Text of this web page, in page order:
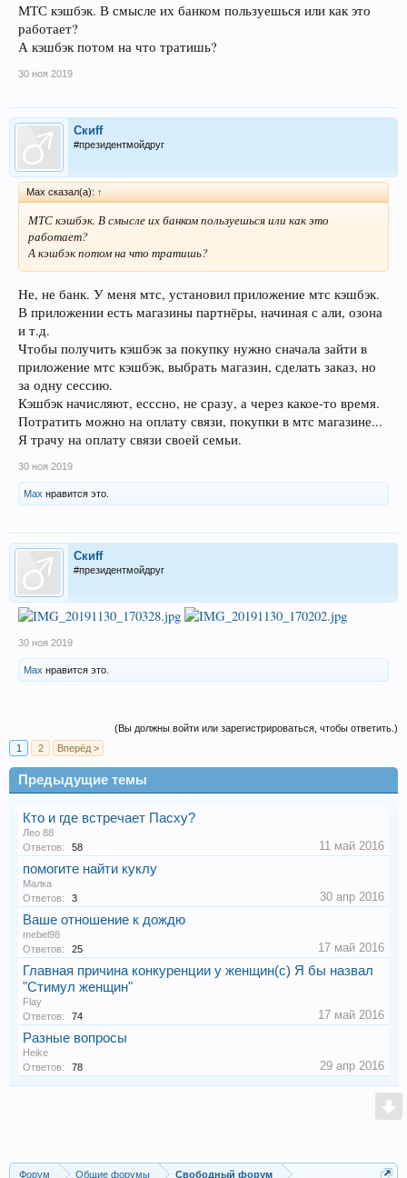
МТС кэшбэк. В смысле их банком пользуешься или как это
работает?
А кэшбэк потом на что тратишь?
30 ноя 2019
Скиff
#президентмойдруг
Max сказал(а): ↑
МТС кэшбэк. В смысле их банком пользуешься или как это
работает?
А кэшбэк потом на что тратишь?
Не, не банк. У меня мтс, установил приложение мтс кэшбэк.
В приложении есть магазины партнёры, начиная с али, озона
и т.д.
Чтобы получить кэшбэк за покупку нужно сначала зайти в
приложение мтс кэшбэк, выбрать магазин, сделать заказ, но
за одну сессию.
Кэшбэк начисляют, есссно, не сразу, а через какое-то время.
Потратить можно на оплату связи, покупки в мтс магазине...
Я трачу на оплату связи своей семьи.
30 ноя 2019
Max нравится это.
Скиff
#президентмойдруг
30 ноя 2019
Max нравится это.
(Вы должны войти или зарегистрироваться, чтобы ответить.)
1
2 Вперёд >
Предыдущие темы
Кто и где встречает Пасху?
Лeo 88
Ответов:
58 11 май 2016
помогите найти куклу
Малка
Ответов:
3 30 апр 2016
Ваше отношение к дождю
mebel98
Ответов:
25 17 май 2016
Главная причина конкуренции у женщин(с) Я бы назвал
"Стимул женщин"
Flay
Ответов:
74 17 май 2016
Разные вопросы
Heike
Ответов:
78 29 апр 2016
Форум Общие форумы Свободный форум